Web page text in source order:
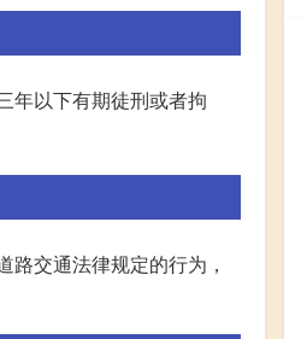
年以下有期徒刑或者拘
交通法律规定的行为，